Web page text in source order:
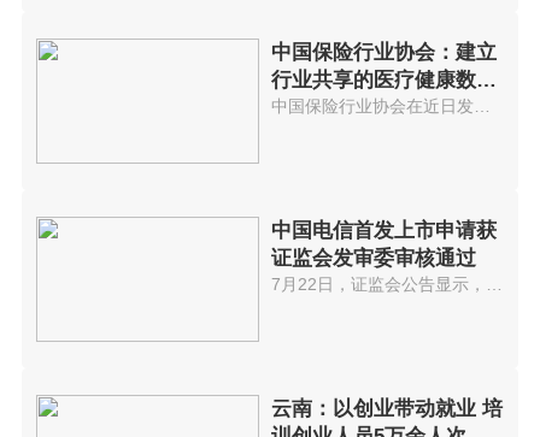
中国保险行业协会：建立
行业共享的医疗健康数据
库
中国电信首发上市申请获
证监会发审委审核通过
云南：以创业带动就业 培